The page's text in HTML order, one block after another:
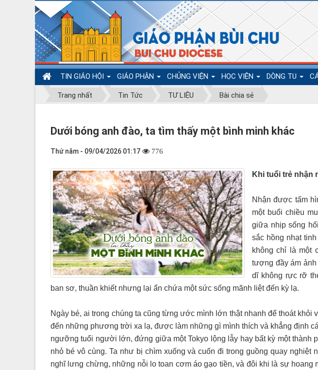
TIN GIÁO HỘI GIÁO PHẬN CHỦNG VIỆN HỌC VIỆN DÒNG TU
Trang nhất Tin Tức TƯ LIỆU Bài chia sẻ
Dưới bóng anh đào, ta tìm thấy một bình minh khác
Thứ năm - 09/04/2026 01:17 776
Khi tuổi trẻ nhận
Nhận được tấm
một buổi chiều
giữa nhịp sống
sắc hồng nhạt
không chỉ là một
tượng đầy ám ảnh
dĩ không rực rỡ
ban sơ, thuần khiết nhưng lại ẩn chứa một sức sống mãnh liệt đến kỳ lạ.
Ngày bé, ai trong chúng ta cũng từng ước mình lớn thật nhanh để thoát khỏi
đến những phương trời xa lạ, được làm những gì mình thích và khẳng định
ngưỡng tuổi người lớn, đứng giữa một Tokyo lộng lẫy hay bất kỳ một thành
nhỏ bé vô cùng. Ta như bị chìm xuống và cuốn đi trong guồng quay nghiệt
nghĩ lưng chừng, những nỗi lo toan cơm áo gạo tiền, và đôi khi là sự hoang